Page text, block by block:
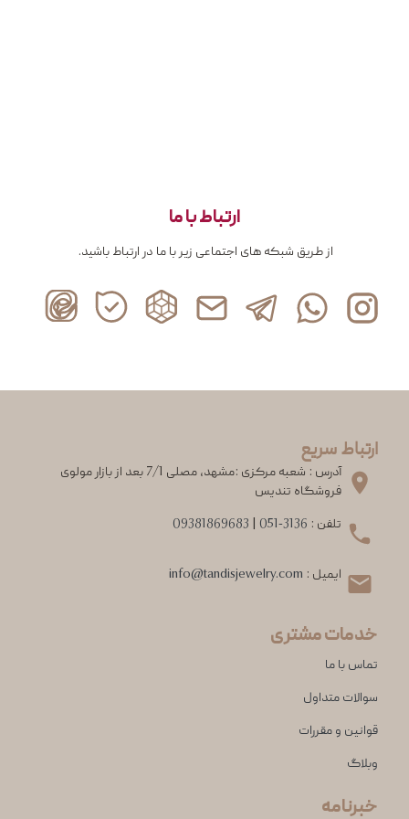
ارتباط با ما
از طریق شبکه های اجتماعی زیر با ما در ارتباط باشید.
ارتباط سریع
آدرس : شعبه مرکزی :مشهد، مصلی 7/1 بعد از بازار مولوی
فروشگاه تندیس
تلفن : 051-3136
09381869683
ایمیل : info@tandisjewelry.com
خدمات مشتری
تماس با ما
سوالات متداول
قوانین و مقررات
وبلاگ
خبرنامه